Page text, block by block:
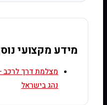
מידע מקצועי
מצלמת דרך לרכב
נהג בישראל